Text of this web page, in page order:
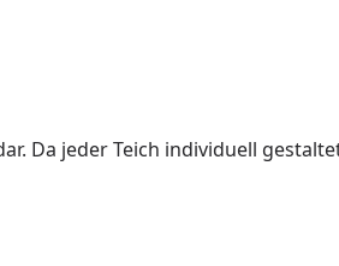
Da jeder Teich individuell